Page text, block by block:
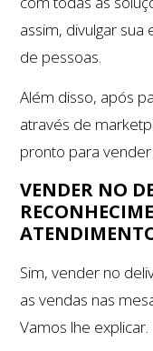
assim, divulgar
de pessoas.
Além disso, após
através de
pronto para
VENDER NO
Sim, vender no
as vendas nas
Vamos lhe explicar.